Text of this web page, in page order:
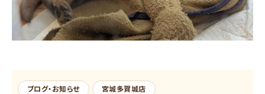
ブログ・お知らせ 宮城多賀城店